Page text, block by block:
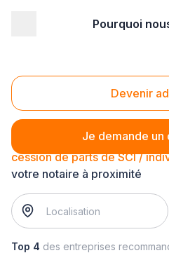
Pourquoi
Devenir
Je demande un
Cession de parts de SCI /
cession de parts de SCI /
votre notaire à proximité
Top 4 des entreprises